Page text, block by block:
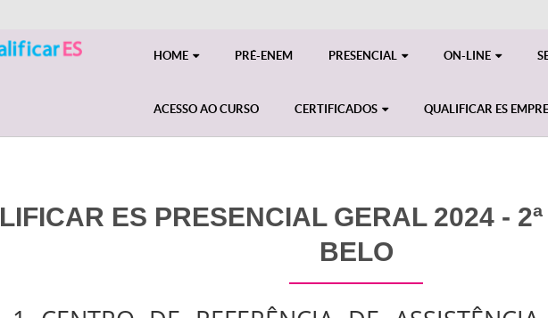
HOME PRÉ-ENEM PRESENCIAL ON-LINE
ACESSO AO CURSO CERTIFICADOS QUALIFICAR ES
ES PRESENCIAL GERAL 2024 -
BELO